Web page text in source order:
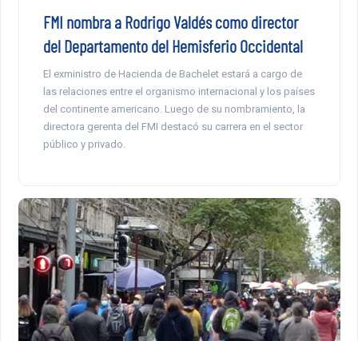
FMI nombra a Rodrigo Valdés como director
del Departamento del Hemisferio Occidental
El exministro de Hacienda de Bachelet estará a cargo de
las relaciones entre el organismo internacional y los países
del continente americano. Luego de su nombramiento, la
directora gerenta del FMI destacó su carrera en el sector
público y privado.